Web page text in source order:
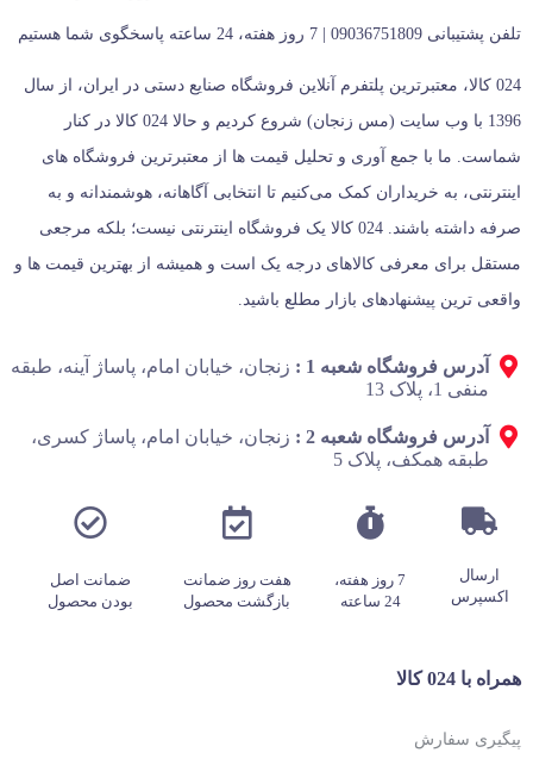
تلفن پشتیبانی 09036751809 | 7 روز هفته، 24 ساعته پاسخگوی شما هستیم
024 کالا، معتبرترین پلتفرم آنلاین فروشگاه صنایع دستی در ایران، از سال
1396 با وب سایت (مس زنجان) شروع کردیم و حالا 024 کالا در کنار
شماست. ما با جمع‌ آوری و تحلیل قیمت‌ ها از معتبرترین فروشگاه‌ های
اینترنتی، به خریداران کمک می‌کنیم تا انتخابی آگاهانه، هوشمندانه و به‌
صرفه داشته باشند. 024 کالا یک فروشگاه اینترنتی نیست؛ بلکه مرجعی
مستقل برای معرفی کالاهای درجه یک است و همیشه از بهترین قیمت‌ ها و
واقعی‌ ترین پیشنهادهای بازار مطلع باشید.
آدرس فروشگاه شعبه 1 :
زنجان، خیابان امام، پاساژ آینه، طبقه
منفی 1، پلاک 13
آدرس فروشگاه شعبه 2 :
زنجان، خیابان امام، پاساژ کسری،
طبقه همکف، پلاک 5
ارسال
اکسپرس
7 روز هفته،
24 ساعته
هفت روز ضمانت
بازگشت محصول
ضمانت اصل
بودن محصول
همراه با 024 کالا
پیگیری سفارش